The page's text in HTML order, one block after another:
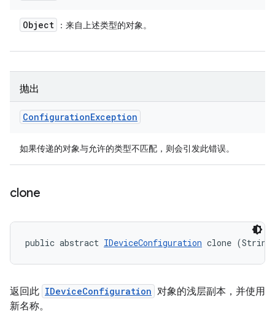
Object ：来自上述类型的对象。
抛出
ConfigurationException
如果传递的对象与允许的类型不匹配，则会引发此错误。
clone
public abstract IDeviceConfiguration clone (String
返回此 IDeviceConfiguration 对象的浅层副本，并使用
新名称。